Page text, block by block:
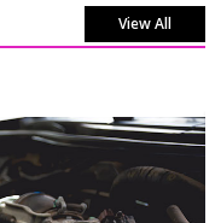
View All